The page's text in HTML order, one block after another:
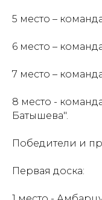
5 место –
6 место –
7 место –
8 место -
Батышева".
Победители и
Первая доска: